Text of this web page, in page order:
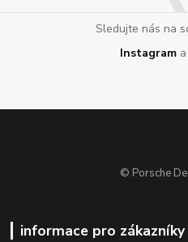
Sledujte nás na
Instagram a
© Porsche
informace pro zákazníky